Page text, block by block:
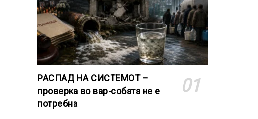
РАСПАД НА СИСТЕМОТ –
проверка во вар-собата не е
потребна